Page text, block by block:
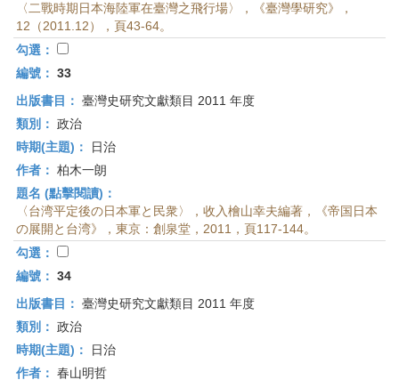
〈二戰時期日本海陸軍在臺灣之飛行場〉，《臺灣學研究》，
12（2011.12），頁43-64。
勾選：
編號： 33
出版書目： 臺灣史研究文獻類目 2011 年度
類別： 政治
時期(主題)：
日治
作者： 柏木一朗
題名 (點擊閱讀)：
〈台湾平定後の日本軍と民衆〉，收入檜山幸夫編著，《帝国日本
の展開と台湾》，東京：創泉堂，2011，頁117-144。
勾選：
編號： 34
出版書目： 臺灣史研究文獻類目 2011 年度
類別： 政治
時期(主題)：
日治
作者： 春山明哲